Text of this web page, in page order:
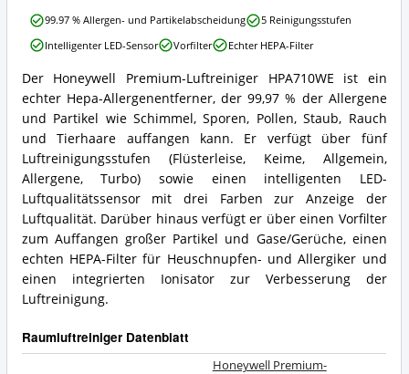
dieser
Raumluftreiniger
erhältlich?
Honeywell
Premium-
Luftreiniger
HPA710WE
echte
Hepa
Allergen-
Entferner
Zusammenfassung:
Was
bietet
dieser
Raumluftreiniger?
Der Honeywell Premium-Luftreiniger HPA710WE ist ein
echter Hepa-Allergenentferner, der 99,97 % der Allergene
und Partikel wie Schimmel, Sporen, Pollen, Staub, Rauch
und Tierhaare auffangen kann. Er verfügt über fünf
Luftreinigungsstufen (Flüsterleise, Keime, Allgemein,
Allergene, Turbo) sowie einen intelligenten LED-
Luftqualitätssensor mit drei Farben zur Anzeige der
Luftqualität. Darüber hinaus verfügt er über einen Vorfilter
zum Auffangen großer Partikel und Gase/Gerüche, einen
echten HEPA-Filter für Heuschnupfen- und Allergiker und
einen integrierten Ionisator zur Verbesserung der
Luftreinigung.
Raumluftreiniger Datenblatt
Honeywell Premium-
Honeywell
Premium-
Luftreiniger
echte
Hepa
Allergen-
Entferner
Vorteile:
Was
spricht
für
diesen
Raumluftreiniger?
99.97 % Allergen- und Partikelabscheidung
5 Reinigungsstufen
Intelligenter LED-Sensor
Vorfilter Echter HEPA-Filter